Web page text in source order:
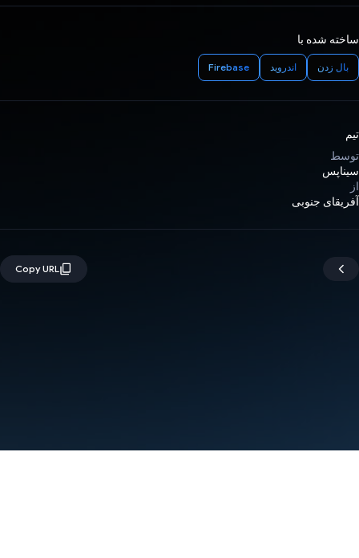
ساخته شده با
بال زدن اندروید Firebase
تیم
توسط
سیناپس
از
آفریقای جنوبی